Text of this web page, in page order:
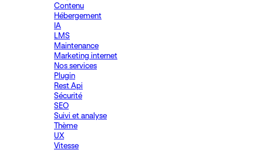
Contenu
Hébergement
IA
LMS
Maintenance
Marketing internet
Nos services
Plugin
Rest Api
Sécurité
SEO
Suivi et analyse
Thème
UX
Vitesse